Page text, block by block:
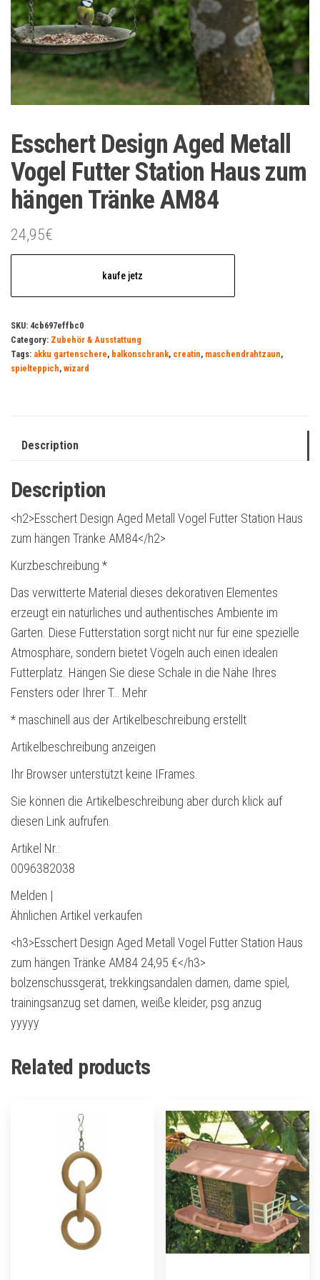
Esschert Design Aged Metall
Vogel Futter Station Haus zum
hängen Tränke AM84
24,95€
kaufe jetz
SKU: 4cb697effbc0
Category: Zubehör & Ausstattung
Tags: akku gartenschere, balkonschrank, creatin, maschendrahtzaun,
spielteppich, wizard
Description
Description
<h2>Esschert Design Aged Metall Vogel Futter Station Haus
zum hängen Tränke AM84</h2>
Kurzbeschreibung *
Das verwitterte Material dieses dekorativen Elementes
erzeugt ein natürliches und authentisches Ambiente im
Garten. Diese Futterstation sorgt nicht nur für eine spezielle
Atmosphäre, sondern bietet Vögeln auch einen idealen
Futterplatz. Hängen Sie diese Schale in die Nähe Ihres
Fensters oder Ihrer T… Mehr
* maschinell aus der Artikelbeschreibung erstellt
Artikelbeschreibung anzeigen
Ihr Browser unterstützt keine IFrames.
Sie können die Artikelbeschreibung aber durch klick auf
diesen Link aufrufen.
Artikel Nr.:
0096382038
Melden |
Ähnlichen Artikel verkaufen
<h3>Esschert Design Aged Metall Vogel Futter Station Haus
zum hängen Tränke AM84 24,95 €</h3>
bolzenschussgerät, trekkingsandalen damen, dame spiel,
trainingsanzug set damen, weiße kleider, psg anzug
yyyyy
Related products